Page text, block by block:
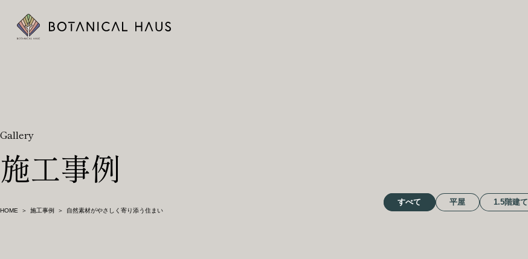
お知らせ
会社概要
Gallery
施工事例
HOME 施工事例 自然素材がやさしく寄り添う住まい
すべて 平屋 1.5階建て